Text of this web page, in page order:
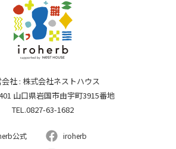
社 : 株式会社ネストハウス
山口県岩国市由宇町3915番地
TEL.0827-63-1682
公式
iroherb